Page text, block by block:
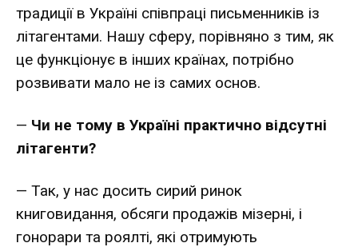
традиції в Україні співпраці письменників із
літагентами. Нашу сферу, порівняно з тим, як
це функціонує в інших країнах, потрібно
розвивати мало не із самих основ.
— Чи не тому в Україні практично відсутні
літагенти?
— Так, у нас досить сирий ринок
книговидання, обсяги продажів мізерні, і
гонорари та роялті, які отримують